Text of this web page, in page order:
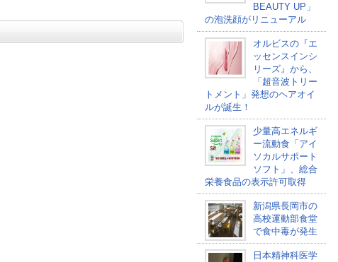
BEAUTY UP」
の泡洗顔がリニューアル
オルビスの『エ
ッセンスインシ
リーズ』から、
「超音波トリー
トメント」発想のヘアオイ
ルが誕生！
少量高エネルギ
ー流動食「アイ
ソカルサポート
ソフト」、総合
栄養食品の表示許可取得
新潟県長岡市の
高校運動部食堂
で食中毒が発生
日本精神科医学